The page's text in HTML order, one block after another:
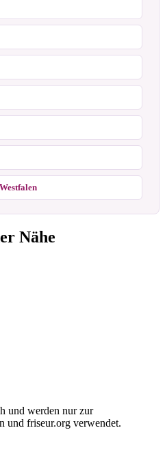
Nähe
und werden nur zur
und friseur.org verwendet.